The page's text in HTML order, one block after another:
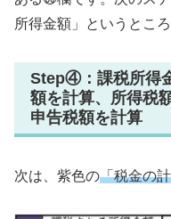
所得金額」というとこ
Step④：課税所得
額を計算、所得税
申告税額を計算
次は、紫色の「税金の